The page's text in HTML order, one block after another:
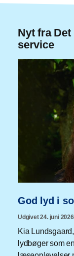
Nyt fra
service
God lyd i
Udgivet 24. juni 2026
Kia
lydbøger som